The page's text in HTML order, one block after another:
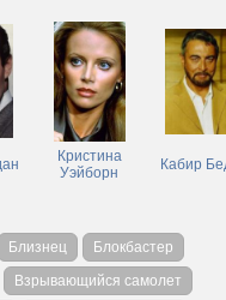
Кристина
Уэйборн
Кабир
Близнец
Блокбастер
Взрывающийся самолет